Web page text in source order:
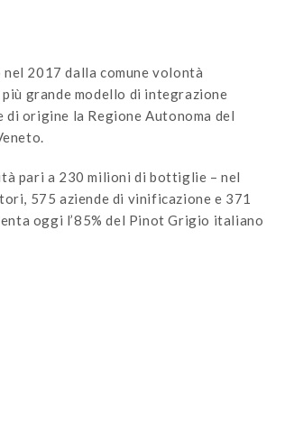
2017 dalla comune volontà
grande modello di integrazione
di origine la Regione Autonoma del
pari a 230 milioni di bottiglie – nel
575 aziende di vinificazione e 371
oggi l’85% del Pinot Grigio italiano